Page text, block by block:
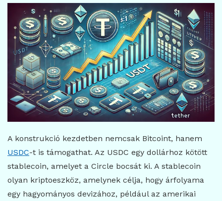
A konstrukció kezdetben nemcsak Bitcoint, hanem
USDC-t is támogathat. Az USDC egy dollárhoz kötött
stablecoin, amelyet a Circle bocsát ki. A stablecoin
olyan kriptoeszköz, amelynek célja, hogy árfolyama
egy hagyományos devizához, például az amerikai